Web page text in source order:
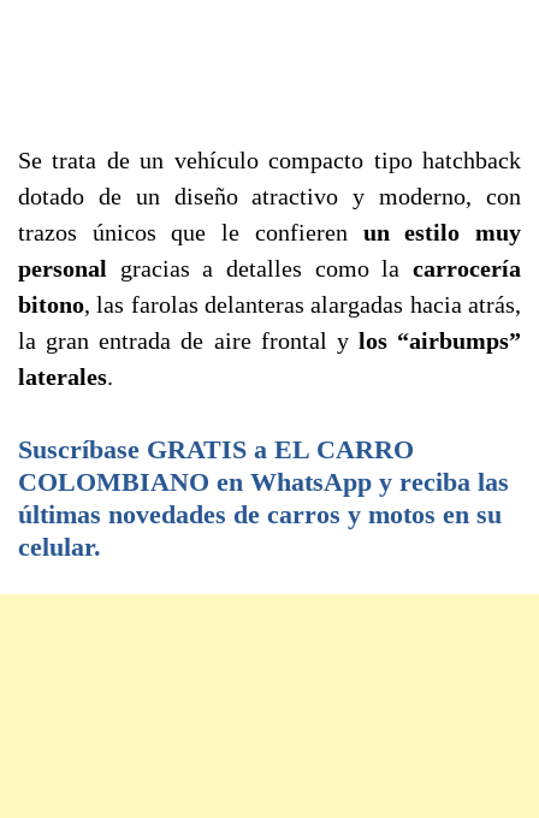
Se trata de un vehículo compacto tipo hatchback
dotado de un diseño atractivo y moderno, con
trazos únicos que le confieren un estilo muy
personal gracias a detalles como la carrocería
bitono, las farolas delanteras alargadas hacia atrás,
la gran entrada de aire frontal y los “airbumps”
laterales.
Suscríbase GRATIS a EL CARRO
COLOMBIANO en WhatsApp y reciba las
últimas novedades de carros y motos en su
celular.